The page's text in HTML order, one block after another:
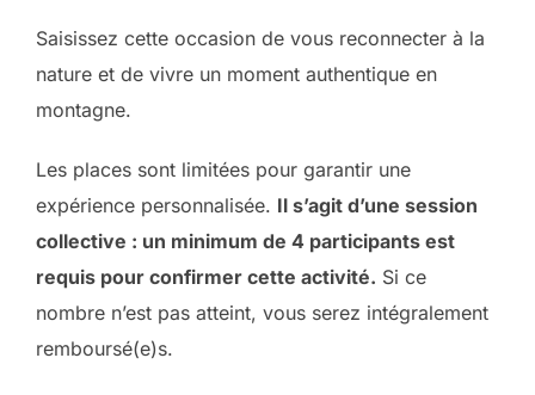
Saisissez cette occasion de vous reconnecter à la
nature et de vivre un moment authentique en
montagne.
Les places sont limitées pour garantir une
expérience personnalisée. Il s’agit d’une session
collective : un minimum de 4 participants est
requis pour confirmer cette activité. Si ce
nombre n’est pas atteint, vous serez intégralement
remboursé(e)s.